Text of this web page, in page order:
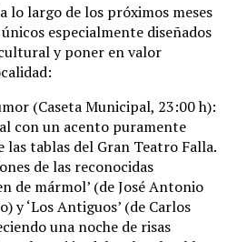
lo largo de los próximos meses
especialmente diseñados
y poner en valor
(Caseta Municipal, 23:00 h):
con un acento puramente
las tablas del Gran Teatro Falla.
de las reconocidas
de mármol’ (de José Antonio
y ‘Los Antiguos’ (de Carlos
una noche de risas